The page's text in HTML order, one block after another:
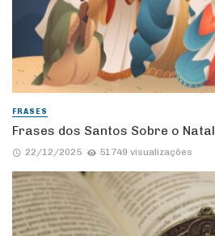
FRASES
Frases dos Santos Sobre o Natal
22/12/2025 51749 visualizações